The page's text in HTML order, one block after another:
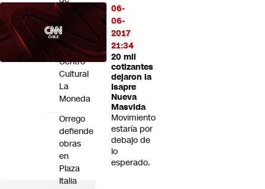
06-
06-
2017
21:34
20 mil
cotizantes
dejaron la
Isapre
Nueva
Masvida
Movimiento
estaría por
debajo de
lo
esperado.
un
comienzo”
en
el
Centro
Cultural
La
Moneda
Orrego
defiende
obras
en
Plaza
Italia